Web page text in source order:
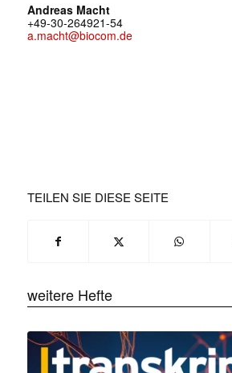
Andreas Macht
+49-30-264921-54
a.macht@biocom.de
TEILEN SIE DIESE SEITE
weitere Hefte